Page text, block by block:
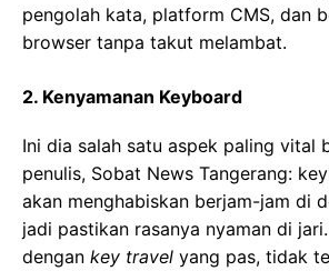
pengolah kata, platform CMS, dan
browser tanpa takut melambat.
2. Kenyamanan Keyboard
Ini dia salah satu aspek paling vital
penulis, Sobat News Tangerang:
akan menghabiskan berjam-jam di
jadi pastikan rasanya nyaman di
dengan key travel yang pas, tidak